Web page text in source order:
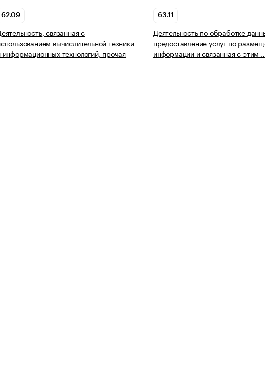
62.09
связанная с
вычислительной техники
информационных технологий, прочая
63.11
Деятельность по обработке
предоставление услуг по
информации и связанная с этим